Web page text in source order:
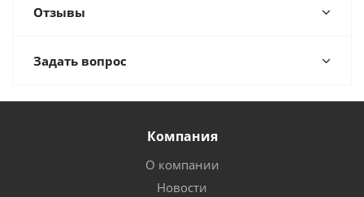
Отзывы
Задать вопрос
Компания
О компании
Новости